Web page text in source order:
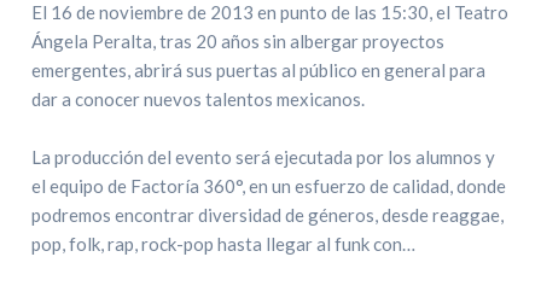
El 16 de noviembre de 2013 en punto de las 15:30, el Teatro
Ángela Peralta, tras 20 años sin albergar proyectos
emergentes, abrirá sus puertas al público en general para
dar a conocer nuevos talentos mexicanos.
La producción del evento será ejecutada por los alumnos y
el equipo de Factoría 360°, en un esfuerzo de calidad, donde
podremos encontrar diversidad de géneros, desde reaggae,
pop, folk, rap, rock-pop hasta llegar al funk con…